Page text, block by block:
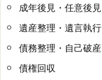
成年後見・任意後見
遺産整理・遺言執行
債務整理・自己破産
債権回収